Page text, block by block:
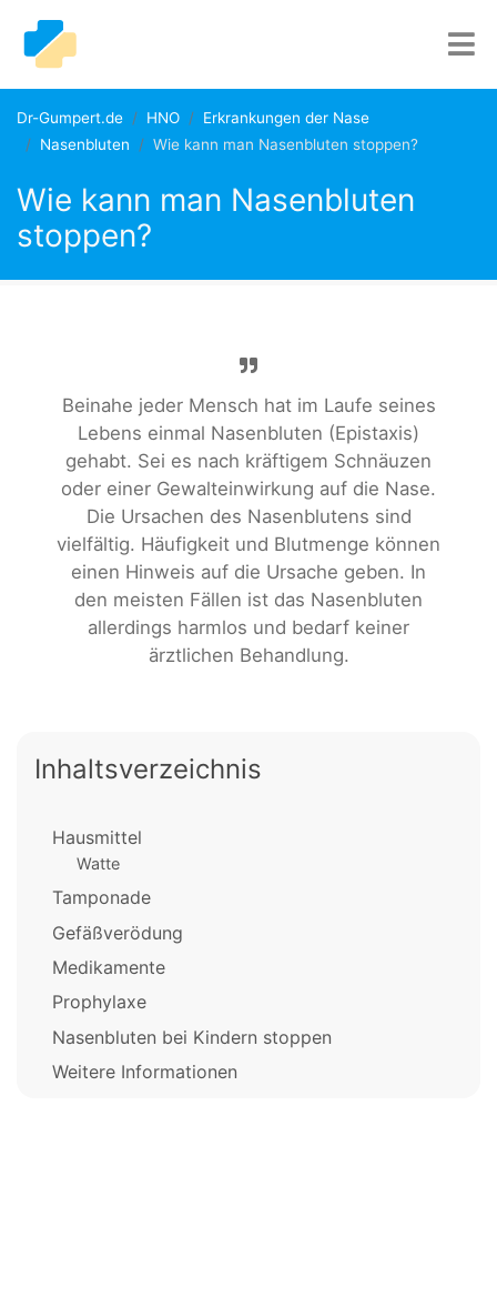
Dr-Gumpert.de HNO
Erkrankungen der Nase
Nasenbluten
Wie kann man Nasenbluten stoppen?
Wie kann man Nasenbluten
stoppen?
Beinahe jeder Mensch hat im Laufe seines
Lebens einmal Nasenbluten (Epistaxis)
gehabt. Sei es nach kräftigem Schnäuzen
oder einer Gewalteinwirkung auf die Nase.
Die Ursachen des Nasenblutens sind
vielfältig. Häufigkeit und Blutmenge können
einen Hinweis auf die Ursache geben. In
den meisten Fällen ist das Nasenbluten
allerdings harmlos und bedarf keiner
ärztlichen Behandlung.
Inhaltsverzeichnis
Hausmittel
Watte
Tamponade
Gefäßverödung
Medikamente
Prophylaxe
Nasenbluten bei Kindern stoppen
Weitere Informationen